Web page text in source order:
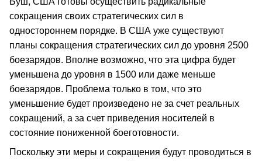
сокращения своих стратегических сил в
одностороннем порядке. В США уже существуют
планы сокращения стратегических сил до уровня 2500
боезарядов. Вполне возможно, что эта цифра будет
уменьшена до уровня в 1500 или даже меньше
боезарядов. Проблема только в том, что это
уменьшение будет произведено не за счет реальных
сокращений, а за счет приведения носителей в
состояние пониженной боеготовности.
Поскольку эти меры и сокращения будут проводиться в